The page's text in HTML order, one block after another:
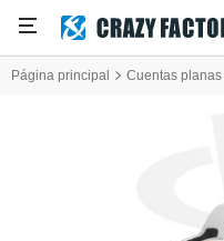
Página principal Cuentas planas